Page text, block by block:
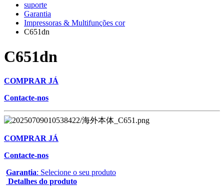
suporte
Garantia
Impressoras & Multifunções cor
C651dn
C651dn
COMPRAR JÁ
Contacte-nos
COMPRAR JÁ
Contacte-nos
Garantia: Selecione o seu produto
Detalhes do produto